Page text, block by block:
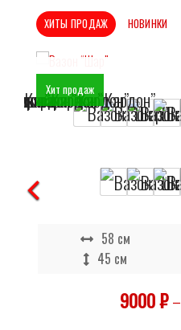
ХИТЫ ПРОДАЖ НОВИНКИ
Хит продаж
58 см
45 см
9000₽–